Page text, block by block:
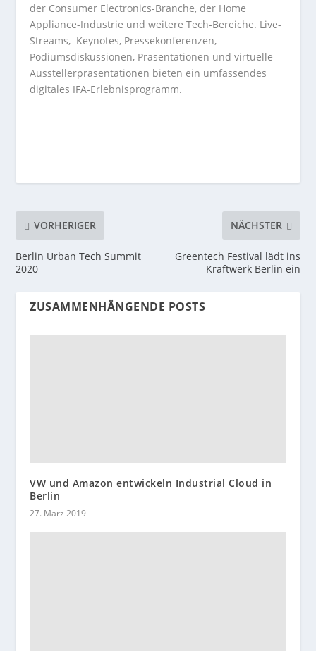
der Consumer Electronics-Branche, der Home
Appliance-Industrie und weitere Tech-Bereiche. Live-
Streams, Keynotes, Pressekonferenzen,
Podiumsdiskussionen, Präsentationen und virtuelle
Ausstellerpräsentationen bieten ein umfassendes
digitales IFA-Erlebnisprogramm.
VORHERIGER
Berlin Urban Tech Summit
2020
NÄCHSTER
Greentech Festival lädt ins
Kraftwerk Berlin ein
ZUSAMMENHÄNGENDE POSTS
VW und Amazon entwickeln Industrial Cloud in
Berlin
27. März 2019